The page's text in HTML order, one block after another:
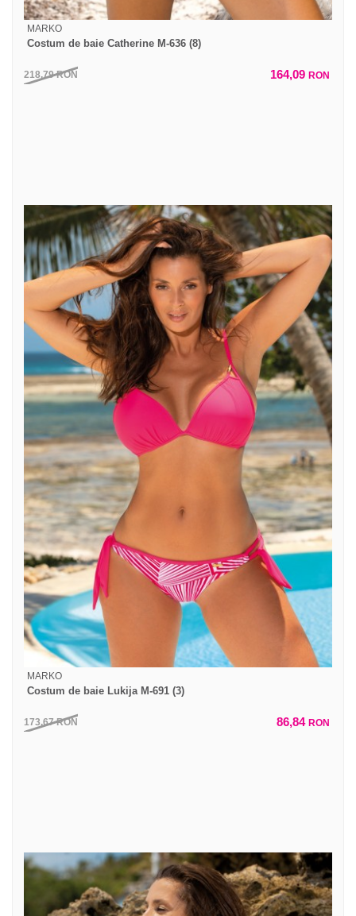
MARKO
Costum de baie Catherine M-636 (8)
218,79RON 164,09 RON
MARKO
Costum de baie Lukija M-691 (3)
173,67RON 86,84 RON